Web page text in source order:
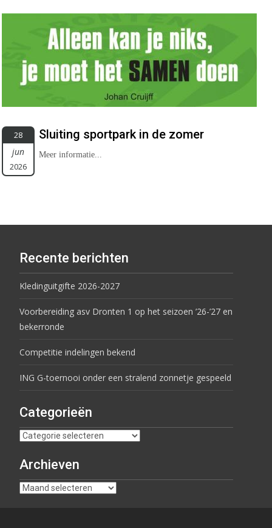
28
jun
2026
Sluiting sportpark in de zomer
Meer informatie...
Recente berichten
Kledinguitgifte 2026-2027
Voorbereiding asv Dronten 1 op het seizoen ’26-’27 en
bekerronde
Competitie indelingen bekend
ING G-toernooi onder een stralend zonnetje gespeeld
Categorieën
Archieven